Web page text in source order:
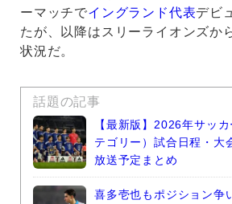
ーマッチでイングランド代表デビ
たが、以降はスリーライオンズか
状況だ。
話題の記事
【最新版】2026年サッ
テゴリー）試合日程・大
放送予定まとめ
喜多壱也もポジション争